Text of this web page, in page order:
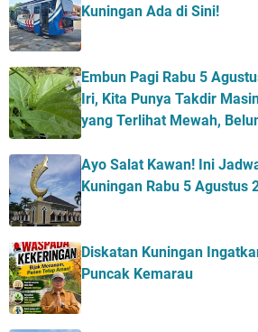
Kuningan Ada di Sini!
Embun Pagi Rabu 5
Iri, Kita Punya Takdir
yang Terlihat Mewah,
Ayo Salat Kawan! Ini
Kuningan Rabu 5 Agustus
Diskatan Kuningan
Puncak Kemarau